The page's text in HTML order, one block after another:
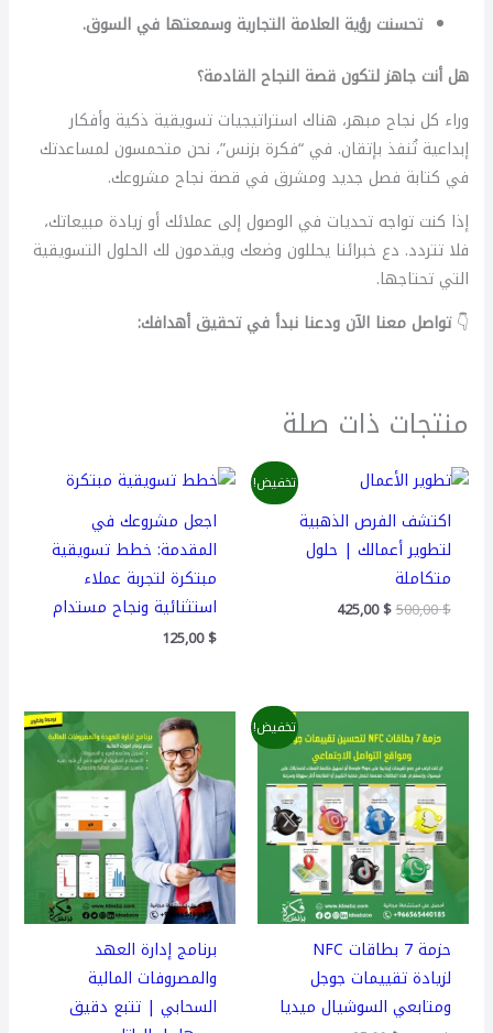
تحسنت رؤية العلامة التجارية وسمعتها في السوق.
هل أنت جاهز لتكون قصة النجاح القادمة؟
وراء كل نجاح مبهر، هناك استراتيجيات تسويقية ذكية وأفكار
إبداعية تُنفذ بإتقان. في “فكرة بزنس”، نحن متحمسون لمساعدتك
في كتابة فصل جديد ومشرق في قصة نجاح مشروعك.
إذا كنت تواجه تحديات في الوصول إلى عملائك أو زيادة مبيعاتك،
فلا تتردد. دع خبرائنا يحللون وضعك ويقدمون لك الحلول التسويقية
التي تحتاجها.
👇تواصل معنا الآن ودعنا نبدأ في تحقيق أهدافك:
منتجات ذات صلة
تخفيض!
اكتشف الفرص الذهبية
لتطوير أعمالك | حلول
متكاملة
500,00$
السعر
الأصلي
هو:
500,00 $.
425,00$
هو:
425,00 $.
اجعل مشروعك في
المقدمة: خطط تسويقية
مبتكرة لتجربة عملاء
استثنائية ونجاح مستدام
125,00$
تخفيض!
حزمة 7 بطاقات NFC
لزيادة تقييمات جوجل
ومتابعي السوشيال ميديا
السعر
الأصلي
هو:
50,00 $.
السعر
الحالي
هو:
35,00 $.
برنامج إدارة العهد
والمصروفات المالية
السحابي | تتبع دقيق